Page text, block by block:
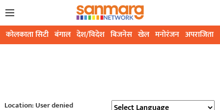
कोलकाता सिटी बंगाल देश/विदेश बिजनेस खेल मनोरंजन अपराजिता
Location: User denied